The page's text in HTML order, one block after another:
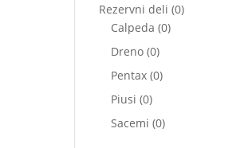
Rezervni deli 00
Calpeda 00
Dreno 00
izdelkov
Pentax 00
Piusi 00
izdelkov
Sacemi 00